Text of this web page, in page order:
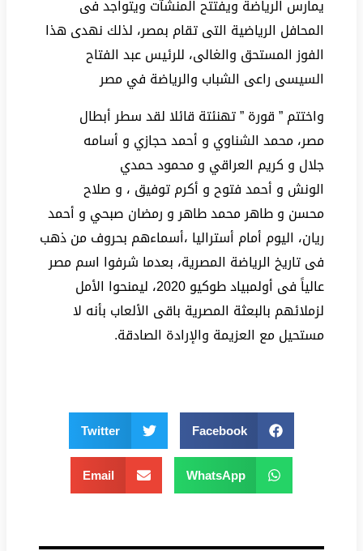
يمارس الرياضة ويفتتح المنشآت ويتواجد فى
المحافل الرياضية التى تقام بمصر، لذلك نهدى هذا
الفوز المستحق والغالى، للرئيس عبد الفتاح
السيسى راعى الشباب والرياضة في مصر
واختتم ” قورة ” تهنئتة قائلا لقد سطر أبطال
مصر، محمد الشناوي و أحمد حجازي و أسامه
جلال و كريم العراقي و محمود حمدي
الونش و أحمد فتوح و أكرم توفيق ، و صلاح
محسن و طاهر محمد طاهر و رمضان صبحي و أحمد
ريان، اليوم أمام أستراليا ،أسماءهم بحروف من ذهب
فى تاريخ الرياضة المصرية، بعدما شرفوا اسم مصر
عالياً فى أولمبياد طوكيو 2020، ليمنحوا الأمل
لزملائهم بالبعثة المصرية باقى الألعاب بأنه لا
مستحيل مع العزيمة والإرادة الصادقة.
Facebook
Twitter
WhatsApp
Email